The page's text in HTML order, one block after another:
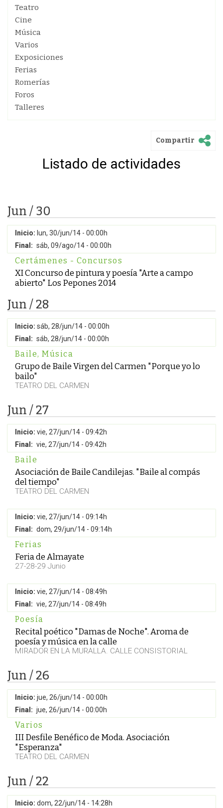
Teatro
Cine
Música
Varios
Exposiciones
Ferias
Romerías
Foros
Talleres
Compartir
Listado de actividades
Jun / 30
Inicio: lun, 30/jun/14 - 00:00h
Final: sáb, 09/ago/14 - 00:00h
Certámenes - Concursos
XI Concurso de pintura y poesía "Arte a campo
abierto" Los Pepones 2014
Jun / 28
Inicio: sáb, 28/jun/14 - 00:00h
Final: sáb, 28/jun/14 - 00:00h
Baile, Música
Grupo de Baile Virgen del Carmen "Porque yo lo
bailo"
TEATRO DEL CARMEN
Jun / 27
Inicio: vie, 27/jun/14 - 09:42h
Final: vie, 27/jun/14 - 09:42h
Baile
Asociación de Baile Candilejas. "Baile al compás
del tiempo"
TEATRO DEL CARMEN
Inicio: vie, 27/jun/14 - 09:14h
Final: dom, 29/jun/14 - 09:14h
Ferias
Feria de Almayate
27-28-29 Junio
Inicio: vie, 27/jun/14 - 08:49h
Final: vie, 27/jun/14 - 08:49h
Poesía
Recital poético "Damas de Noche". Aroma de
poesía y música en la calle
MIRADOR EN LA MURALLA. CALLE CONSISTORIAL
Jun / 26
Inicio: jue, 26/jun/14 - 00:00h
Final: jue, 26/jun/14 - 00:00h
Varios
III Desfile Benéfico de Moda. Asociación
"Esperanza"
TEATRO DEL CARMEN
Jun / 22
Inicio: dom, 22/jun/14 - 14:28h